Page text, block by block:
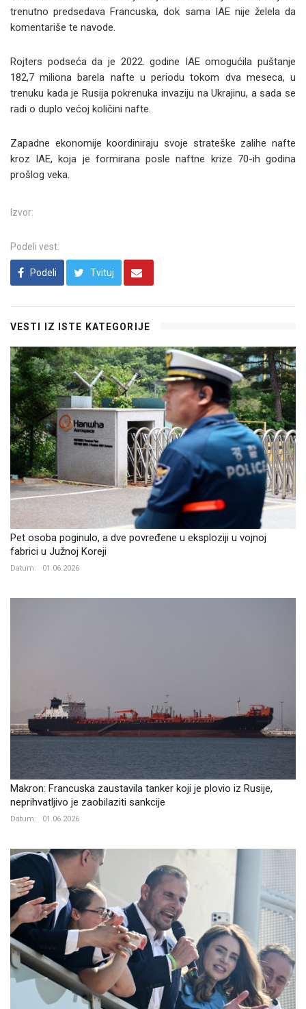
trenutno predsedava Francuska, dok sama IAE nije želela da
komentariše te navode.
Rojters podseća da je 2022. godine IAE omogućila puštanje
182,7 miliona barela nafte u periodu tokom dva meseca, u
trenuku kada je Rusija pokrenuka invaziju na Ukrajinu, a sada se
radi o duplo većoj količini nafte.
Zapadne ekonomije koordiniraju svoje strateške zalihe nafte
kroz IAE, koja je formirana posle naftne krize 70-ih godina
prošlog veka.
Izvor:
Podeli vest:
Podeli Tvituj
VESTI IZ ISTE KATEGORIJE
Pet osoba poginulo, a dve povređene u eksploziji u vojnoj
fabrici u Južnoj Koreji
Datum: 01.06.2026
Makron: Francuska zaustavila tanker koji je plovio iz Rusije,
neprihvatljivo je zaobilaziti sankcije
Datum: 01.06.2026